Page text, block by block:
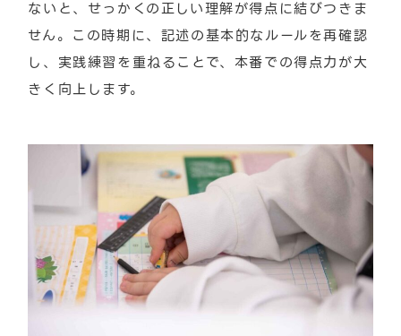
ないと、せっかくの正しい理解が得点に結びつきま
せん。この時期に、記述の基本的なルールを再確認
し、実践練習を重ねることで、本番での得点力が大
きく向上します。